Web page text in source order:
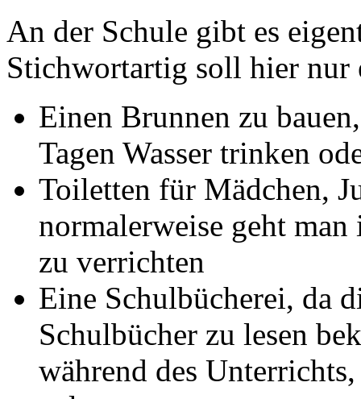
An der Schule gibt es
Stichwortartig soll hier nur
Einen Brunnen zu
Tagen Wasser trinken
Toiletten für Mädchen,
normalerweise geht
zu verrichten
Eine Schulbücherei, da
Schulbücher zu lesen
während des